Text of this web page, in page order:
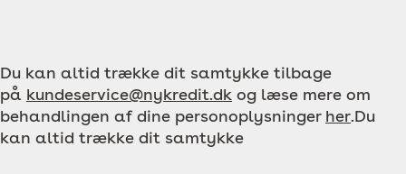
Du kan altid trække dit samtykke tilbage
på kundeservice@nykredit.dk og læse mere om
behandlingen af dine personoplysninger her.Du
kan altid trække dit samtykke